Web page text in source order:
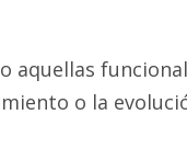
aquellas
o la